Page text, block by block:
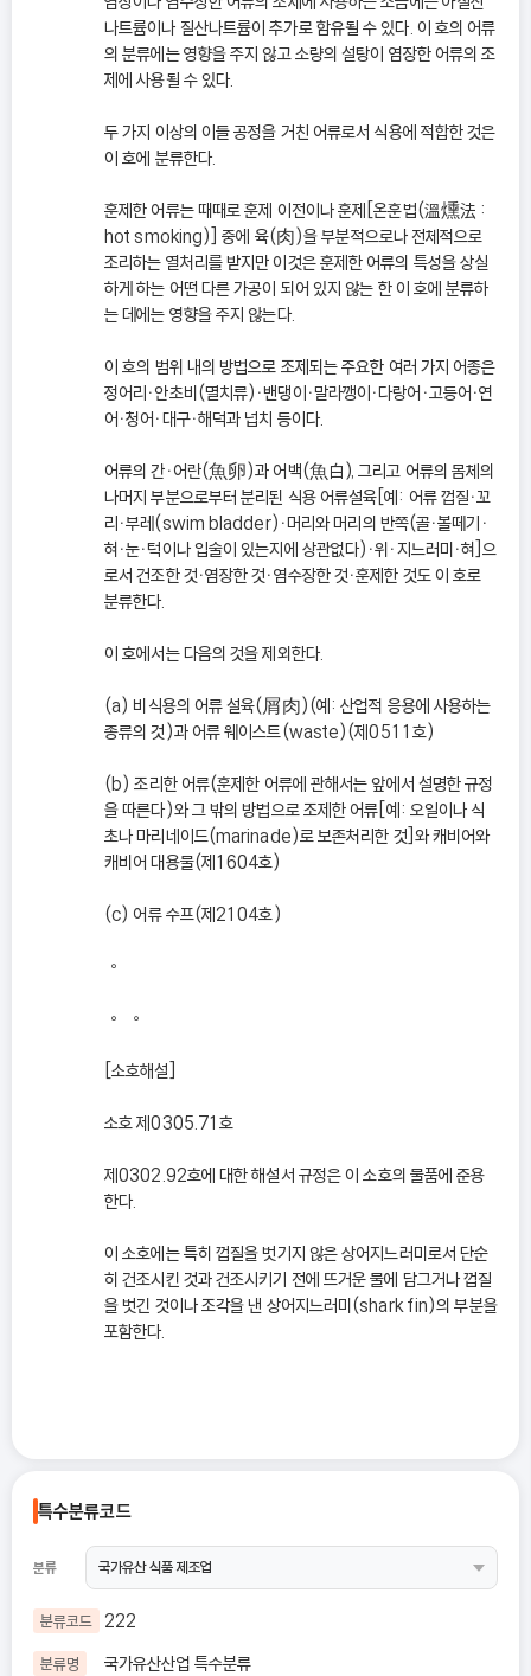
나트륨이나 질산나트륨이 추가로 함유될 수 있다. 이 호의 어류
의 분류에는 영향을 주지 않고 소량의 설탕이 염장한 어류의 조
제에 사용될 수 있다.
두 가지 이상의 이들 공정을 거친 어류로서 식용에 적합한 것은
이 호에 분류한다.
훈제한 어류는 때때로 훈제 이전이나 훈제[온훈법(溫燻法 :
hot smoking)] 중에 육(肉)을 부분적으로나 전체적으로
조리하는 열처리를 받지만 이것은 훈제한 어류의 특성을 상실
하게 하는 어떤 다른 가공이 되어 있지 않는 한 이 호에 분류하
는 데에는 영향을 주지 않는다.
이 호의 범위 내의 방법으로 조제되는 주요한 여러 가지 어종은
정어리ㆍ안초비(멸치류)ㆍ밴댕이ㆍ말라깽이ㆍ다랑어ㆍ고등어ㆍ연
어ㆍ청어ㆍ대구ㆍ해덕과 넙치 등이다.
어류의 간ㆍ어란(魚卵)과 어백(魚白), 그리고 어류의 몸체의
나머지 부분으로부터 분리된 식용 어류설육[예: 어류 껍질ㆍ꼬
리ㆍ부레(swim bladder)ㆍ머리와 머리의 반쪽(골ㆍ볼떼기ㆍ
혀ㆍ눈ㆍ턱이나 입술이 있는지에 상관없다)ㆍ위ㆍ지느러미ㆍ혀]으
로서 건조한 것ㆍ염장한 것ㆍ염수장한 것ㆍ훈제한 것도 이 호로
분류한다.
이 호에서는 다음의 것을 제외한다.
(a) 비식용의 어류 설육(屑肉)(예: 산업적 응용에 사용하는
종류의 것)과 어류 웨이스트(waste)(제0511호)
(b) 조리한 어류(훈제한 어류에 관해서는 앞에서 설명한 규정
을 따른다)와 그 밖의 방법으로 조제한 어류[예: 오일이나 식
초나 마리네이드(marinade)로 보존처리한 것]와 캐비어와
캐비어 대용물(제1604호)
(c) 어류 수프(제2104호)
◦
◦ ◦
[소호해설]
소호 제0305.71호
제0302.92호에 대한 해설서 규정은 이 소호의 물품에 준용
한다.
이 소호에는 특히 껍질을 벗기지 않은 상어지느러미로서 단순
히 건조시킨 것과 건조시키기 전에 뜨거운 물에 담그거나 껍질
을 벗긴 것이나 조각을 낸 상어지느러미(shark fin)의 부분을
포함한다.
특수분류코드
분류
분류코드 222
분류명 국가유산산업 특수분류